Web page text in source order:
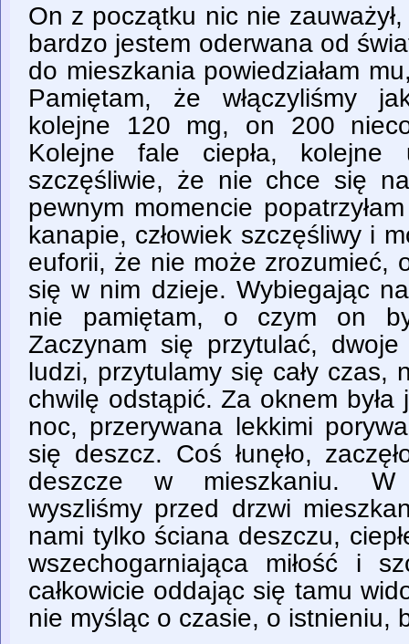
On z początku nic nie
bardzo jestem oderwana od
do mieszkania powiedziałam
Pamiętam, że włączyliśmy
kolejne 120 mg, on 200
Kolejne fale ciepła, kolejne
szczęśliwie, że nie chce się
pewnym momencie
kanapie, człowiek szczęśliwy i
euforii, że nie może zrozumieć,
się w nim dzieje. Wybiegając
nie pamiętam, o czym on
Zaczynam się przytulać,
ludzi, przytulamy się cały czas,
chwilę odstąpić. Za oknem
noc, przerywana lekkimi
się deszcz. Coś łunęło,
deszcze w mieszkaniu. W
wyszliśmy przed drzwi
nami tylko ściana deszczu,
wszechogarniająca miłość i
całkowicie oddając się tamu
nie myśląc o czasie, o istnieniu,